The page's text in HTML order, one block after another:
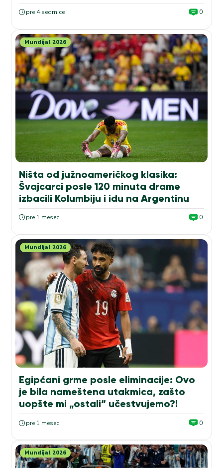
pre 4 sedmice 0
Mundijal 2026
Ništa od južnoameričkog klasika:
Švajcarci posle 120 minuta drame
izbacili Kolumbiju i idu na Argentinu
pre 1 mesec 0
Mundijal 2026
Egipćani grme posle eliminacije: Ovo
je bila nameštena utakmica, zašto
uopšte mi „ostali“ učestvujemo?!
pre 1 mesec 0
Mundijal 2026